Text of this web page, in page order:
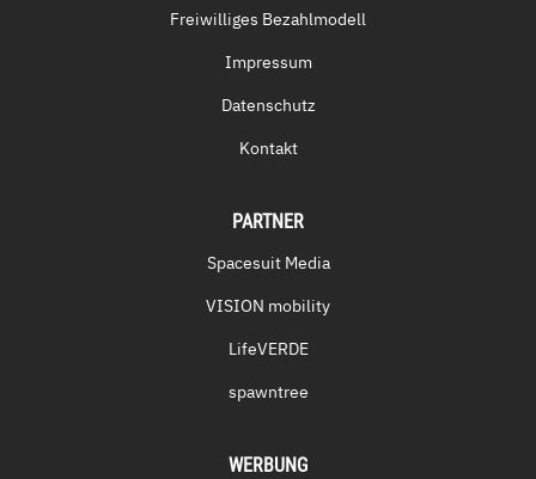
Freiwilliges Bezahlmodell
Impressum
Datenschutz
Kontakt
PARTNER
Spacesuit Media
VISION mobility
LifeVERDE
spawntree
WERBUNG